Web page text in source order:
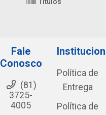
Títulos
Fale
Conosco
(81)
3725-
4005
Política de
Entrega
Política de